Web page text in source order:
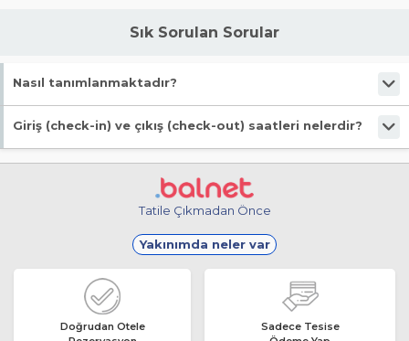
Sık Sorulan Sorular
Nasıl tanımlanmaktadır?
Tesis Otel statüsündedir.
Giriş (check-in) ve çıkış (check-out) saatleri nelerdir?
Giriş en erken 13:00, çıkış en geç 11:00 saatindedir.
Tatile Çıkmadan Önce
Yakınımda neler var
Doğrudan Otele
Sadece Tesise